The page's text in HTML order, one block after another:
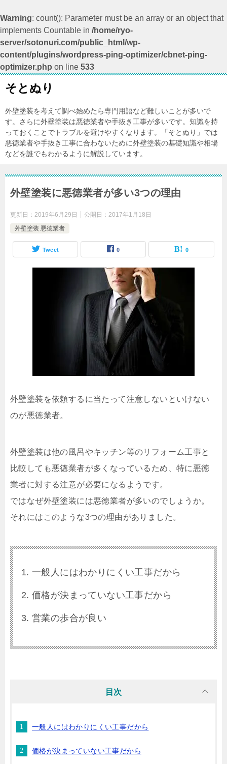
Warning: count(): Parameter must be an array or an object that
implements Countable in /home/ryo-
server/sotonuri.com/public_html/wp-
content/plugins/wordpress-ping-optimizer/cbnet-ping-
optimizer.php on line 533
そとぬり
外壁塗装を考えて調べ始めたら専門用語など難しいことが多いで
す。さらに外壁塗装は悪徳業者や手抜き工事が多いです。知識を持
っておくことでトラブルを避けやすくなります。「そとぬり」では
悪徳業者や手抜き工事に合わないために外壁塗装の基礎知識や相場
などを誰でもわかるように解説しています。
外壁塗装に悪徳業者が多い3つの理由
更新日： 2019年6月29日 公開日： 2017年1月18日
外壁塗装 悪徳業者
Tweet 0 0
外壁塗装を依頼するに当たって注意しないといけない
のが悪徳業者。
外壁塗装は他の風呂やキッチン等のリフォーム工事と
比較しても悪徳業者が多くなっているため、特に悪徳
業者に対する注意が必要になるようです。
ではなぜ外壁塗装には悪徳業者が多いのでしょうか。
それにはこのような3つの理由がありました。
一般人にはわかりにくい工事だから
価格が決まっていない工事だから
営業の歩合が良い
目次
一般人にはわかりにくい工事だから
価格が決まっていない工事だから